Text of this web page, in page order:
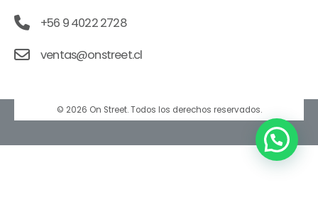
+56 9 4022 2728
ventas@onstreet.cl
© 2026 On Street. Todos los derechos reservados.